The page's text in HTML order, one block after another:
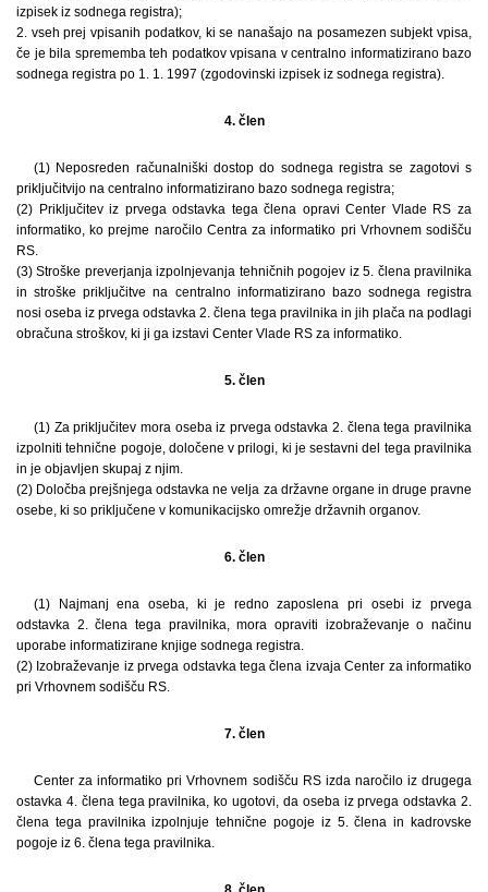
izpisek iz sodnega registra);
2. vseh prej vpisanih podatkov, ki se nanašajo na posamezen subjekt vpisa,
če je bila sprememba teh podatkov vpisana v centralno informatizirano bazo
sodnega registra po 1. 1. 1997 (zgodovinski izpisek iz sodnega registra).
4. člen
(1) Neposreden računalniški dostop do sodnega registra se zagotovi s
priključitvijo na centralno informatizirano bazo sodnega registra;
(2) Priključitev iz prvega odstavka tega člena opravi Center Vlade RS za
informatiko, ko prejme naročilo Centra za informatiko pri Vrhovnem sodišču
RS.
(3) Stroške preverjanja izpolnjevanja tehničnih pogojev iz 5. člena pravilnika
in stroške priključitve na centralno informatizirano bazo sodnega registra
nosi oseba iz prvega odstavka 2. člena tega pravilnika in jih plača na podlagi
obračuna stroškov, ki ji ga izstavi Center Vlade RS za informatiko.
5. člen
(1) Za priključitev mora oseba iz prvega odstavka 2. člena tega pravilnika
izpolniti tehnične pogoje, določene v prilogi, ki je sestavni del tega pravilnika
in je objavljen skupaj z njim.
(2) Določba prejšnjega odstavka ne velja za državne organe in druge pravne
osebe, ki so priključene v komunikacijsko omrežje državnih organov.
6. člen
(1) Najmanj ena oseba, ki je redno zaposlena pri osebi iz prvega
odstavka 2. člena tega pravilnika, mora opraviti izobraževanje o načinu
uporabe informatizirane knjige sodnega registra.
(2) Izobraževanje iz prvega odstavka tega člena izvaja Center za informatiko
pri Vrhovnem sodišču RS.
7. člen
Center za informatiko pri Vrhovnem sodišču RS izda naročilo iz drugega
ostavka 4. člena tega pravilnika, ko ugotovi, da oseba iz prvega odstavka 2.
člena tega pravilnika izpolnjuje tehnične pogoje iz 5. člena in kadrovske
pogoje iz 6. člena tega pravilnika.